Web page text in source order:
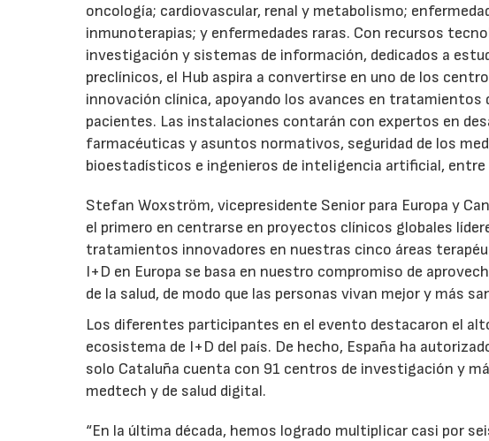
oncología; cardiovascular, renal y metabolismo;
inmunoterapias; y enfermedades raras. Con recursos
investigación y sistemas de información, dedicados a
preclínicos, el Hub aspira a convertirse en uno de los
innovación clínica, apoyando los avances en tratamientos
pacientes. Las instalaciones contarán con expertos en
farmacéuticas y asuntos normativos, seguridad de los
bioestadísticos e ingenieros de inteligencia artificial,
Stefan Woxström, vicepresidente Senior para Europa y
el primero en centrarse en proyectos clínicos globales
tratamientos innovadores en nuestras cinco áreas
I+D en Europa se basa en nuestro compromiso de
de la salud, de modo que las personas vivan mejor y más
Los diferentes participantes en el evento destacaron el
ecosistema de I+D del país. De hecho, España ha
solo Cataluña cuenta con 91 centros de investigación y
medtech y de salud digital.
“En la última década, hemos logrado multiplicar casi por